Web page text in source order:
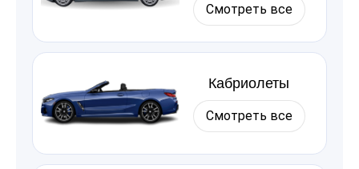
Смотреть все
Кабриолеты
Смотреть все